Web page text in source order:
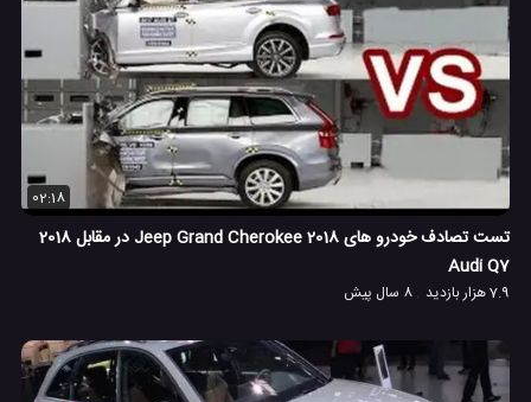
02:18
تست تصادف خودرو های 2018 Jeep Grand Cherokee در مقابل 2018
Audi Q7
7.9 هزار بازدید 8 سال پیش